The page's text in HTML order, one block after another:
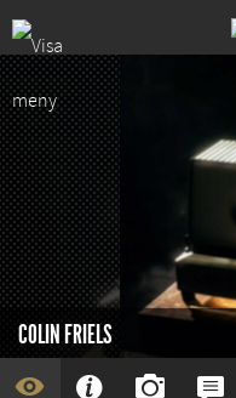
COLIN FRIELS